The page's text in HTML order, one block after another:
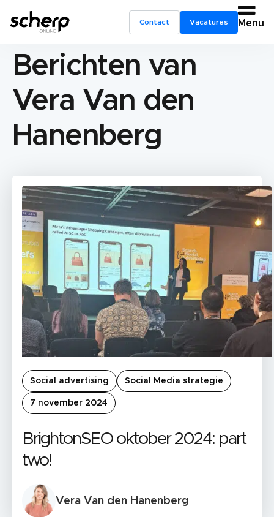
Contact Vacatures Menu
Berichten van
Vera Van den
Hanenberg
Social advertising Social Media strategie
7 november 2024
BrightonSEO oktober 2024: part
two!
Vera Van den Hanenberg